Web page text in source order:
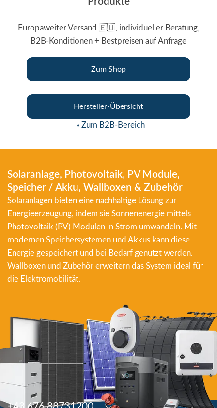
Europaweiter Versand 🇪🇺, individueller Beratung,
B2B-Konditionen + Bestpreisen auf Anfrage
Zum Shop
Hersteller-Übersicht
» Zum B2B-Bereich
Solaranlage, Photovoltaik, PV Module,
Speicher / Akku, Wallboxen & Zubehör
Solaranlagen bieten eine nachhaltige Lösung zur
Energieerzeugung, indem sie Sonnenenergie mittels
Photovoltaik (PV) Modulen in Strom umwandeln. Mit
modernen Speichersystemen und Akkus kann diese
Energie gespeichert und bei Bedarf genutzt werden.
Wallboxen und Zubehör erweitern das System ideal für
die Elektromobilität.